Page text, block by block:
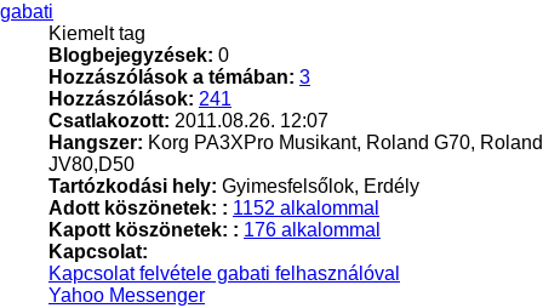
gabati
Kiemelt tag
Blogbejegyzések: 0
Hozzászólások a témában: 3
Hozzászólások: 241
Csatlakozott: 2011.08.26. 12:07
Hangszer: Korg PA3XPro Musikant, Roland G70, Roland
JV80,D50
Tartózkodási hely: Gyimesfelsőlok, Erdély
Adott köszönetek: : 1152 alkalommal
Kapott köszönetek: : 176 alkalommal
Kapcsolat:
Kapcsolat felvétele gabati felhasználóval
Yahoo Messenger